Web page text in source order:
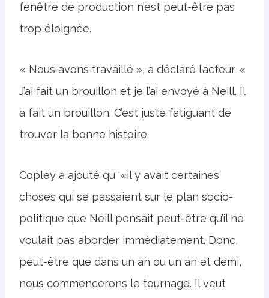
fenêtre de production n’est peut-être pas
trop éloignée.
« Nous avons travaillé », a déclaré l’acteur. «
J’ai fait un brouillon et je l’ai envoyé à Neill. Il
a fait un brouillon. C’est juste fatiguant de
trouver la bonne histoire.
Copley a ajouté qu ‘«il y avait certaines
choses qui se passaient sur le plan socio-
politique que Neill pensait peut-être qu’il ne
voulait pas aborder immédiatement. Donc,
peut-être que dans un an ou un an et demi,
nous commencerons le tournage. Il veut